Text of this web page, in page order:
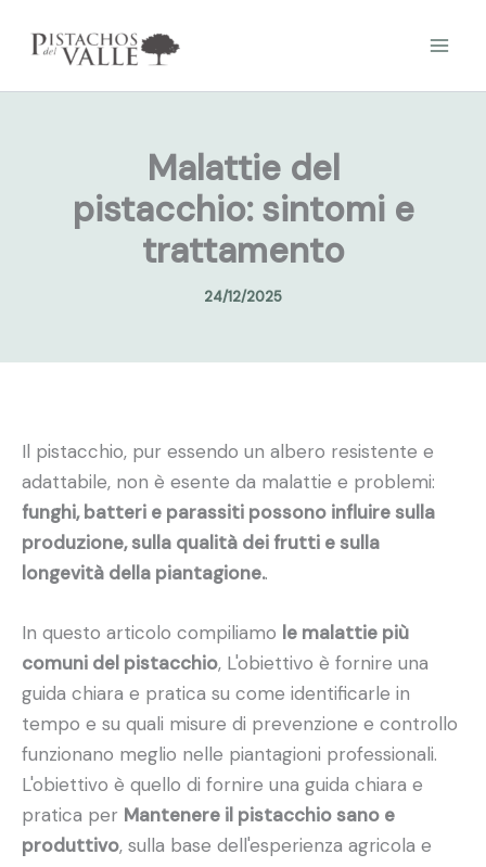
Malattie del
pistacchio: sintomi e
trattamento
24/12/2025
Il pistacchio, pur essendo un albero resistente e
adattabile, non è esente da malattie e problemi:
funghi, batteri e parassiti possono influire sulla
produzione, sulla qualità dei frutti e sulla
longevità della piantagione..
In questo articolo compiliamo le malattie più
comuni del pistacchio, L'obiettivo è fornire una
guida chiara e pratica su come identificarle in
tempo e su quali misure di prevenzione e controllo
funzionano meglio nelle piantagioni professionali.
L'obiettivo è quello di fornire una guida chiara e
pratica per Mantenere il pistacchio sano e
produttivo, sulla base dell'esperienza agricola e